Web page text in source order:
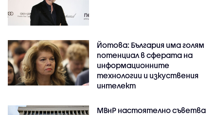
Йотова: България има голям
потенциал в сферата на
информационните
технологии и изкуствения
интелект
МВнР настоятелно съветва